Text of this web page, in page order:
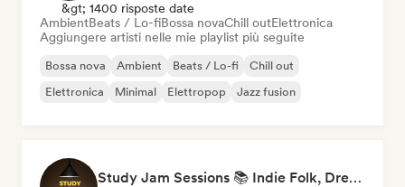
&gt; 1400 risposte date
AmbientBeats / Lo-fiBossa novaChill outElettronica
Aggiungere artisti nelle mie playlist più seguite
Bossa nova Ambient Beats / Lo-fi
Chill out
Elettronica
Minimal Elettropop Jazz fusion
Study Jam Sessions 📚 Indie Folk, Dream Pop & Singer-Songwriter